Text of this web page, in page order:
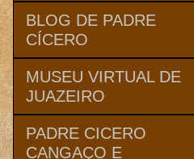
BLOG DE PADRE
CÍCERO
MUSEU VIRTUAL DE
JUAZEIRO
PADRE CICERO
CANGAÇO E